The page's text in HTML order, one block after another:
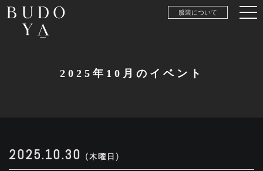
服装について
2025年10月のイベント
2025.10.30 (木曜日)